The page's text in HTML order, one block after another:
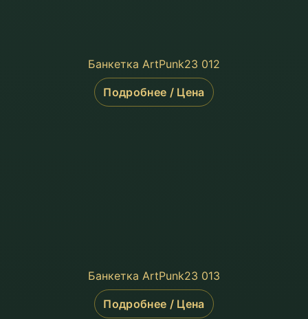
Банкетка ArtPunk23 012
Подробнее / Цена
Банкетка ArtPunk23 013
Подробнее / Цена